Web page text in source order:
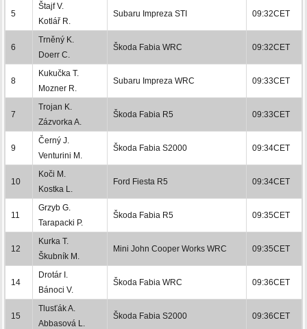
5
Štajf V.
Kotlář R.
Subaru Impreza STI 09:32CET
6
Trněný K.
Doerr C.
Škoda Fabia WRC 09:32CET
8
Kukučka T.
Mozner R.
Subaru Impreza WRC 09:33CET
7
Trojan K.
Zázvorka A.
Škoda Fabia R5 09:33CET
9
Černý J.
Venturini M.
Škoda Fabia S2000 09:34CET
10
Koči M.
Kostka L.
Ford Fiesta R5 09:34CET
11
Grzyb G.
Tarapacki P.
Škoda Fabia R5 09:35CET
12
Kurka T.
Škubník M.
Mini John Cooper Works WRC 09:35CET
14
Drotár I.
Bánoci V.
Škoda Fabia WRC 09:36CET
15
Tlusťák A.
Abbasová L.
Škoda Fabia S2000 09:36CET